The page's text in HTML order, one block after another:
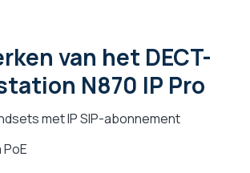
van het DECT-
N870 IP Pro
met IP SIP-abonnement